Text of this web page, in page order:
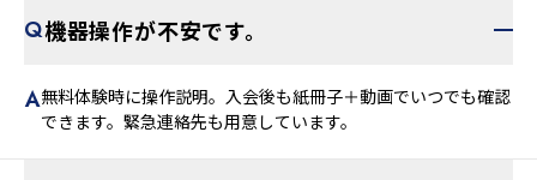
機器操作が不安です。
無料体験時に操作説明。入会後も紙冊子＋動画でいつでも確認
できます。緊急連絡先も用意しています。